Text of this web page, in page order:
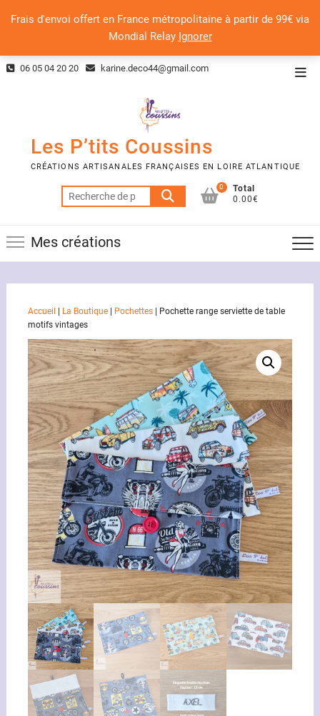
Frais d'envoi offert en France métropolitaine à partir de 99€ via
Mondial Relay Ignorer
Skip 06 05 04 20 20 karine.deco44@gmail.com
Les P’tits Coussins
CRÉATIONS ARTISANALES FRANÇAISES EN LOIRE ATLANTIQUE
Recherche
pour :
0
Total
0.00€
Mes créations
Accueil La Boutique| Pochettes|
Pochette range serviette de table
motifs vintages